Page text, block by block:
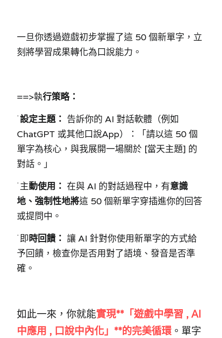
一旦你透過遊戲初步掌握了這 50 個新單字，立
刻將學習成果轉化為口說能力。
==>執行策略：
˙設定主題： 告訴你的 AI 對話軟體（例如
ChatGPT 或其他口說App）：「請以這 50 個
單字為核心，與我展開一場關於 [當天主題] 的
對話。」
˙主動使用： 在與 AI 的對話過程中，有意識
地、強制性地將這 50 個新單字穿插進你的回答
或提問中。
˙即時回饋： 讓 AI 針對你使用新單字的方式給
予回饋，檢查你是否用對了語境、發音是否準
確。
如此一來，你就能實現**「遊戲中學習 , AI
中應用 , 口說中內化」**的完美循環。單字